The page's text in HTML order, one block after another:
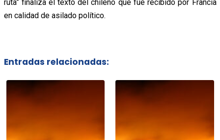
ruta” finaliza el texto del chileno que fue recibido por Francia
en calidad de asilado político.
Entradas relacionadas: